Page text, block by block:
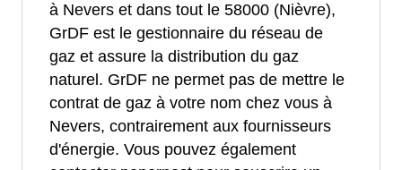
à Nevers et dans tout le 58000 (Nièvre),
GrDF est le gestionnaire du réseau de
gaz et assure la distribution du gaz
naturel. GrDF ne permet pas de mettre le
contrat de gaz à votre nom chez vous à
Nevers, contrairement aux fournisseurs
d'énergie. Vous pouvez également